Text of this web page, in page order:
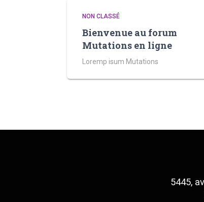
NON CLASSÉ
Bienvenue au forum
Mutations en ligne
Loremp isum Mutations
5445,